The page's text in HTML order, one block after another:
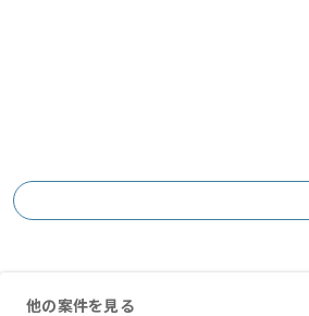
他の案件を見る